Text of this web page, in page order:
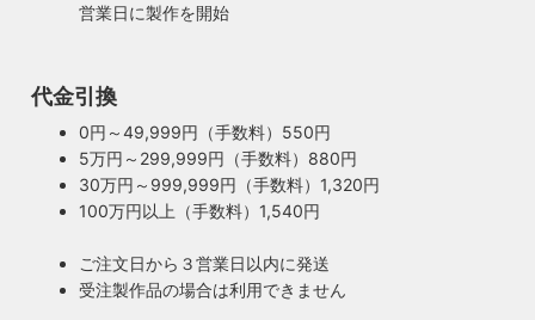
もしもの時も安心・製作担当者が修理を行いま
ご購入頂いた照明がもしも故障した場合は、すぐに当店にご
連絡ください！ハンドメイド照明やアンティーク照明は修理
が心配とよくお声を頂きますが、当店では器具を製作した本
人が責任をもって修理にあたります。造ったりカスタムした
ヴィンテージスタイルの照明製作に欠かせない古いソケッ
ト。何十年、時には100年近く前のソケットシェルを使うこ
ともあります。ところが100年近く前のソケットに使われて
いたインシュレーター（絶縁体）はご覧の通り炭化してボロ
ボロに。当店では専門機関に依頼し、特殊カーボンを使いオ
近く前のソケットも安心してお使い頂けます。
営業日に製作を開始
代金引換
0円～49,999円（手数料）550円
5万円～299,999円（手数料）880円
30万円～999,999円（手数料）1,320円
100万円以上（手数料）1,540円
ご注文日から３営業日以内に発送
受注製作品の場合は利用できません